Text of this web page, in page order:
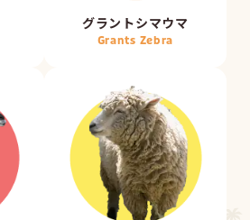
グラントシマウマ
Grants Zebra